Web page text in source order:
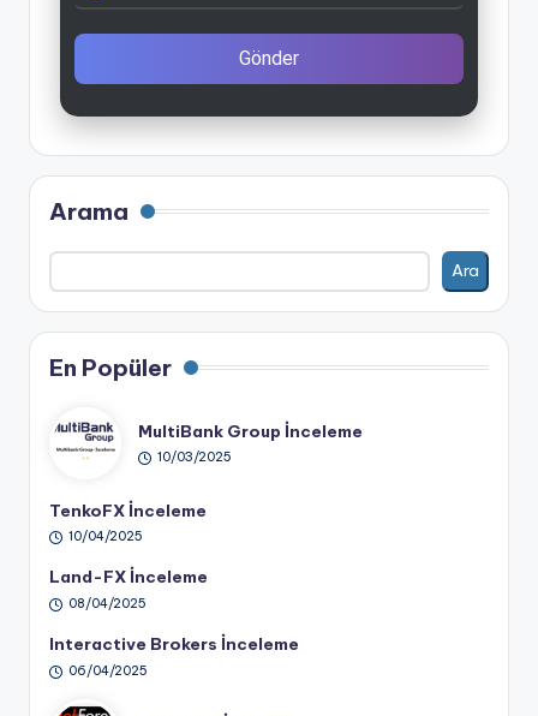
Gönder
Arama
Ara
En Popüler
MultiBank Group İnceleme
10/03/2025
TenkoFX İnceleme
10/04/2025
Land-FX İnceleme
08/04/2025
Interactive Brokers İnceleme
06/04/2025